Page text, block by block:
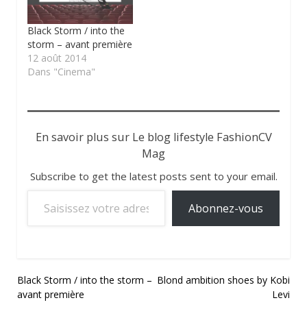
Black Storm / into the
storm – avant première
12 août 2014
Dans "Cinema"
En savoir plus sur Le blog lifestyle FashionCV
Mag
Subscribe to get the latest posts sent to your email.
Abonnez-vous
Navigation
de
Black Storm / into the storm –
avant première
Blond ambition shoes by Kobi
Levi